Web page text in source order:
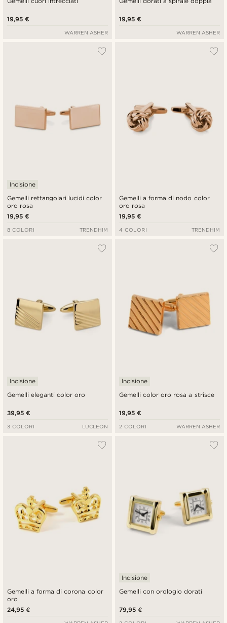
19,95 €
WARREN ASHER
19,95 €
WARREN ASHER
Gemelli rettangolari lucidi color
oro rosa
Incisione
19,95 €
8 COLORI TRENDHIM
Gemelli a forma di nodo color
oro rosa
19,95 €
4 COLORI TRENDHIM
Gemelli eleganti color oro
Incisione
39,95 €
3 COLORI LUCLEON
Gemelli color oro rosa a strisce
Incisione
19,95 €
2 COLORI WARREN ASHER
Gemelli a forma di corona color
oro
24,95 €
Gemelli con orologio dorati
Incisione
79,95 €